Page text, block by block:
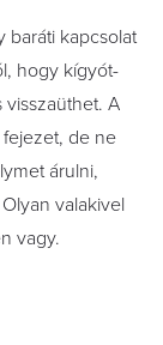
baráti kapcsolat
hogy kígyót-
visszaüthet. A
de ne
árulni,
valakivel
vagy.